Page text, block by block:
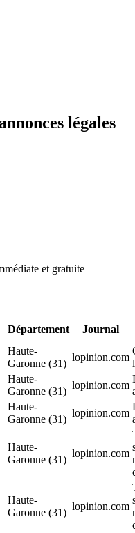
légales
et gratuite
Département Journal
Haute-
Garonne (31)
lopinion.com
Haute-
Garonne (31)
lopinion.com
Haute-
Garonne (31)
lopinion.com
Haute-
Garonne (31)
lopinion.com
Haute-
Garonne (31)
lopinion.com